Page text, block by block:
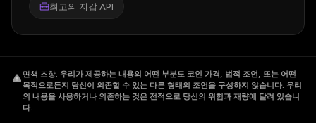
최고의 지갑 API
면책 조항. 우리가 제공하는 내용의 어떤 부분도 코인 가격, 법적 조언, 또는 어떤
목적으로든지 당신이 의존할 수 있는 다른 형태의 조언을 구성하지 않습니다. 우리
의 내용을 사용하거나 의존하는 것은 전적으로 당신의 위험과 재량에 달려 있습니
다.